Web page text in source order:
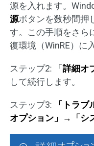
源を入れます。
源ボタンを数秒間押
す。この手順をさら
復環境（WinRE）に
ステップ2: 「 詳細オ
して続行します。
ステップ3:
「トラ
オプション」→「シ